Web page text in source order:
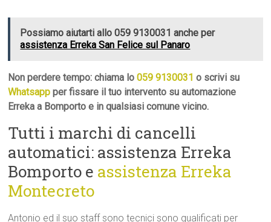
Possiamo aiutarti allo 059 9130031 anche per
assistenza Erreka San Felice sul Panaro
Non perdere tempo: chiama lo059 9130031 o scrivi su
Whatsapp per fissare il tuo intervento su automazione
Erreka a Bomporto e in qualsiasi comune vicino.
Tutti i marchi di cancelli
automatici: assistenza Erreka
Bomporto e assistenza Erreka
Montecreto
Antonio ed il suo staff sono tecnici sono qualificati per